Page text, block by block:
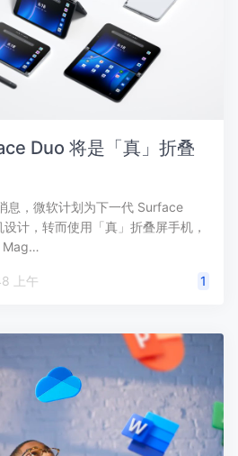
Duo 将是「真」折叠
息，微软计划为下一代 Surface
计，转而使用「真」折叠屏手机，
Mag…
12 日, 11:48 上午 1